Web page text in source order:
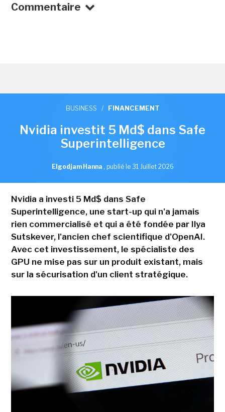
Commentaire
BUSINESS / FINANCEMENT
Nvidia investit 5 Md$ dans Safe
Superintelligence
Elgodjam Hanna , publié le 31 Juillet 2026
Nvidia a investi 5 Md$ dans Safe
Superintelligence, une start-up qui n'a jamais
rien commercialisé et qui a été fondée par Ilya
Sutskever, l'ancien chef scientifique d'OpenAI.
Avec cet investissement, le spécialiste des
GPU ne mise pas sur un produit existant, mais
sur la sécurisation d'un client stratégique.